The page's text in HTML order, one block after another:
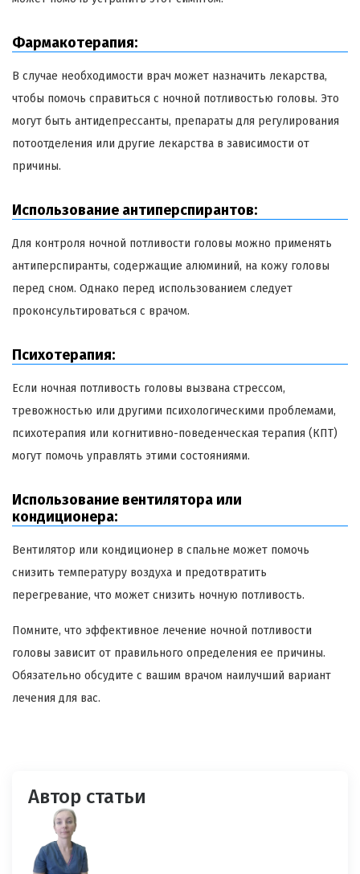
Фармакотерапия:
В случае необходимости врач может назначить лекарства,
чтобы помочь справиться с ночной потливостью головы. Это
могут быть антидепрессанты, препараты для регулирования
потоотделения или другие лекарства в зависимости от
причины.
Использование антиперспирантов:
Для контроля ночной потливости головы можно применять
антиперспиранты, содержащие алюминий, на кожу головы
перед сном. Однако перед использованием следует
проконсультироваться с врачом.
Психотерапия:
Если ночная потливость головы вызвана стрессом,
тревожностью или другими психологическими проблемами,
психотерапия или когнитивно-поведенческая терапия (КПТ)
могут помочь управлять этими состояниями.
Использование вентилятора или
кондиционера:
Вентилятор или кондиционер в спальне может помочь
снизить температуру воздуха и предотвратить
перегревание, что может снизить ночную потливость.
Помните, что эффективное лечение ночной потливости
головы зависит от правильного определения ее причины.
Обязательно обсудите с вашим врачом наилучший вариант
лечения для вас.
Автор статьи